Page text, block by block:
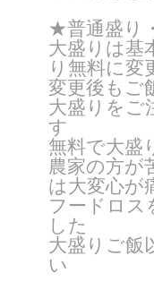
★普通盛り
大盛りは基
り無料に変
変更後もご
大盛りをご
す
無料で大盛
農家の方が
は大変心が
フードロス
した
大盛りご飯
い